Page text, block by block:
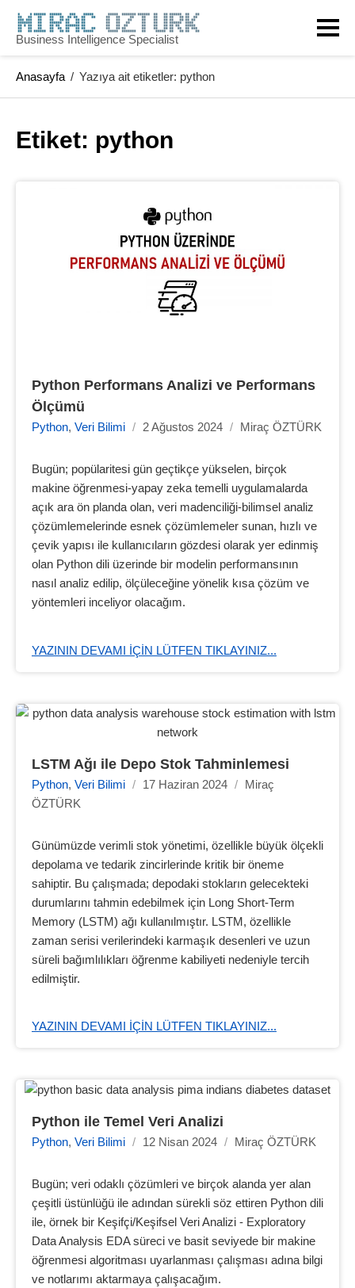
content
Business Intelligence Specialist
Anasayfa / Yazıya ait etiketler: python
Etiket: python
Python Performans Analizi ve Performans
Ölçümü
Python, Veri Bilimi / 2 Ağustos 2024 / Miraç ÖZTÜRK
Bugün; popülaritesi gün geçtikçe yükselen, birçok
makine öğrenmesi-yapay zeka temelli uygulamalarda
açık ara ön planda olan, veri madenciliği-bilimsel analiz
çözümlemelerinde esnek çözümlemeler sunan, hızlı ve
çevik yapısı ile kullanıcıların gözdesi olarak yer edinmiş
olan Python dili üzerinde bir modelin performansının
nasıl analiz edilip, ölçüleceğine yönelik kısa çözüm ve
yöntemleri inceliyor olacağım.
YAZININ DEVAMI IÇIN LÜTFEN TIKLAYINIZ...
LSTM Ağı ile Depo Stok Tahminlemesi
Python, Veri Bilimi / 17 Haziran 2024 /
Miraç
ÖZTÜRK
Günümüzde verimli stok yönetimi, özellikle büyük ölçekli
depolama ve tedarik zincirlerinde kritik bir öneme
sahiptir. Bu çalışmada; depodaki stokların gelecekteki
durumlarını tahmin edebilmek için Long Short-Term
Memory (LSTM) ağı kullanılmıştır. LSTM, özellikle
zaman serisi verilerindeki karmaşık desenleri ve uzun
süreli bağımlılıkları öğrenme kabiliyeti nedeniyle tercih
edilmiştir.
YAZININ DEVAMI IÇIN LÜTFEN TIKLAYINIZ...
Python ile Temel Veri Analizi
Python, Veri Bilimi / 12 Nisan 2024 / Miraç ÖZTÜRK
Bugün; veri odaklı çözümleri ve birçok alanda yer alan
çeşitli üstünlüğü ile adından sürekli söz ettiren Python dili
ile, örnek bir Keşifçi/Keşifsel Veri Analizi - Exploratory
Data Analysis EDA süreci ve basit seviyede bir makine
öğrenmesi algoritması uyarlanması çalışması adına bilgi
ve notlarımı aktarmaya çalışacağım.